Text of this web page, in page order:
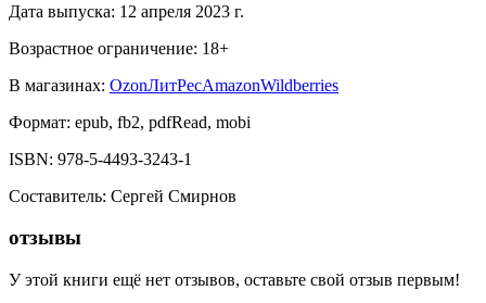
Дата выпуска: 12 апреля 2023 г.
Возрастное ограничение: 18+
В магазинах: OzonЛитРесAmazonWildberries
Формат: epub, fb2, pdfRead, mobi
ISBN: 978-5-4493-3243-1
Составитель: Сергей Смирнов
отзывы
У этой книги ещё нет отзывов, оставьте свой отзыв первым!